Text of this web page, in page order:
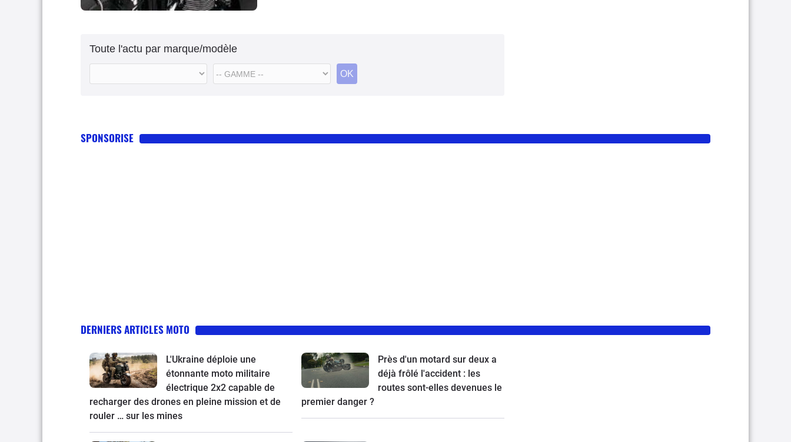
Toute l'actu par marque/modèle
OK
SPONSORISE
DERNIERS ARTICLES MOTO
L'Ukraine déploie une
étonnante moto militaire
électrique 2x2 capable de
recharger des drones en pleine mission et de
rouler … sur les mines
Près d'un motard sur deux a
déjà frôlé l'accident : les
routes sont-elles devenues le
premier danger ?